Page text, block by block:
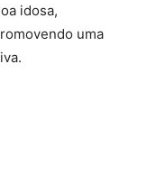
idosa,
uma